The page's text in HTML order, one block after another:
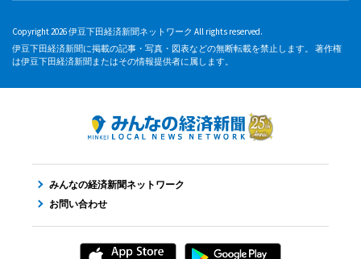
Copyright 2026 伊豆下田経済新聞ネットワーク All rights reserved.
伊豆下田経済新聞に掲載の記事・写真・図表などの無断転載を禁止します。 著作権
は伊豆下田経済新聞またはその情報提供者に属します。
みんなの経済新聞ネットワーク
お問い合わせ